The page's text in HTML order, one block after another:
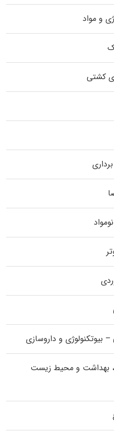
و مواد
کشتی
و داروسازی
بهداشت و محیط زیست